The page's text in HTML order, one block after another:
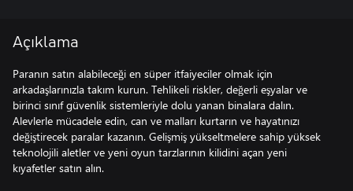
Açıklama
Paranın satın alabileceği en süper itfaiyeciler olmak için
arkadaşlarınızla takım kurun. Tehlikeli riskler, değerli eşyalar ve
birinci sınıf güvenlik sistemleriyle dolu yanan binalara dalın.
Alevlerle mücadele edin, can ve malları kurtarın ve hayatınızı
değiştirecek paralar kazanın. Gelişmiş yükseltmelere sahip yüksek
teknolojili aletler ve yeni oyun tarzlarının kilidini açan yeni
kıyafetler satın alın.